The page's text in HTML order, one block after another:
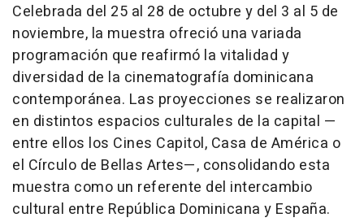
Celebrada del 25 al 28 de octubre y del 3 al 5 de
noviembre, la muestra ofreció una variada
programación que reafirmó la vitalidad y
diversidad de la cinematografía dominicana
contemporánea. Las proyecciones se realizaron
en distintos espacios culturales de la capital —
entre ellos los Cines Capitol, Casa de América o
el Círculo de Bellas Artes—, consolidando esta
muestra como un referente del intercambio
cultural entre República Dominicana y España.